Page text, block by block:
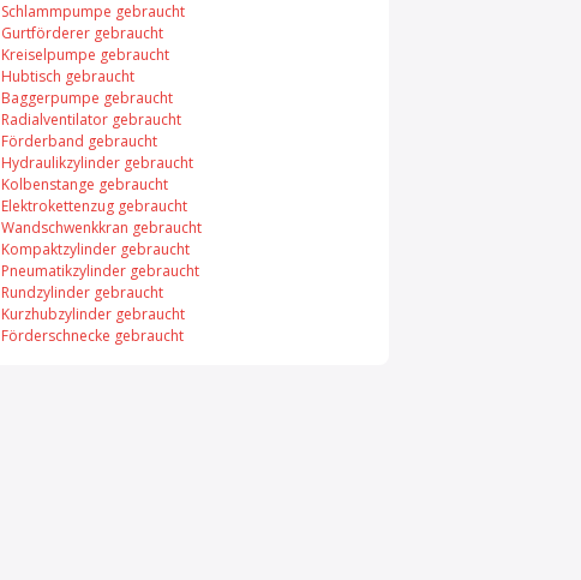
Schlammpumpe gebraucht
Gurtförderer gebraucht
Kreiselpumpe gebraucht
Hubtisch gebraucht
Baggerpumpe gebraucht
Radialventilator gebraucht
Förderband gebraucht
Hydraulikzylinder gebraucht
Kolbenstange gebraucht
Elektrokettenzug gebraucht
Wandschwenkkran gebraucht
Kompaktzylinder gebraucht
Pneumatikzylinder gebraucht
Rundzylinder gebraucht
Kurzhubzylinder gebraucht
Förderschnecke gebraucht